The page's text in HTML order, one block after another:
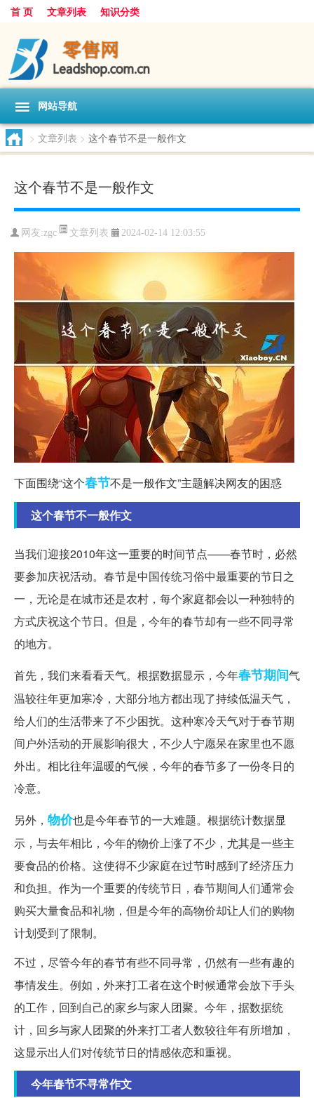
首 页 文章列表 知识分类
网站导航
> 文章列表 > 这个春节不是一般作文
这个春节不是一般作文
网友:zgc 文章列表 2024-02-14 12:03:55
下面围绕“这个春节不是一般作文”主题解决网友的困惑
这个春节不一般作文
当我们迎接2010年这一重要的时间节点——春节时，必然
要参加庆祝活动。春节是中国传统习俗中最重要的节日之
一，无论是在城市还是农村，每个家庭都会以一种独特的
方式庆祝这个节日。但是，今年的春节却有一些不同寻常
的地方。
首先，我们来看看天气。根据数据显示，今年春节期间气
温较往年更加寒冷，大部分地方都出现了持续低温天气，
给人们的生活带来了不少困扰。这种寒冷天气对于春节期
间户外活动的开展影响很大，不少人宁愿呆在家里也不愿
外出。相比往年温暖的气候，今年的春节多了一份冬日的
冷意。
另外， 物价也是今年春节的一大难题。根据统计数据显
示，与去年相比，今年的物价上涨了不少，尤其是一些主
要食品的价格。这使得不少家庭在过节时感到了经济压力
和负担。作为一个重要的传统节日，春节期间人们通常会
购买大量食品和礼物，但是今年的高物价却让人们的购物
计划受到了限制。
不过，尽管今年的春节有些不同寻常，仍然有一些有趣的
事情发生。例如，外来打工者在这个时候通常会放下手头
的工作，回到自己的家乡与家人团聚。今年，据数据统
计，回乡与家人团聚的外来打工者人数较往年有所增加，
这显示出人们对传统节日的情感依恋和重视。
今年春节不寻常作文